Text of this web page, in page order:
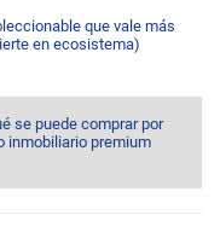
que vale más
en ecosistema)
se puede comprar por
inmobiliario premium